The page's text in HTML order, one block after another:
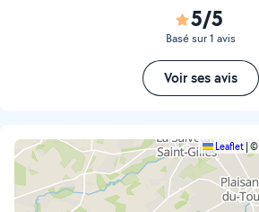
5/5
Basé sur 1 avis
Voir ses avis
Leaflet ©